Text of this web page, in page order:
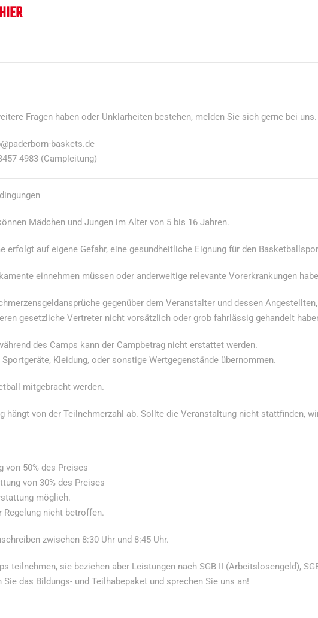
HIER
Fragen haben oder Unklarheiten bestehen, melden Sie sich gerne bei uns.
baskets.de
4983 (Campleitung)
Mädchen und Jungen im Alter von 5 bis 16 Jahren.
erfolgt auf eigene Gefahr, eine gesundheitliche Eignung für den
einnehmen müssen oder anderweitige relevante Vorerkrankungen
gegenüber dem Veranstalter und dessen
gesetzliche Vertreter nicht vorsätzlich oder grob fahrlässig gehandelt
des Camps kann der Campbetrag nicht erstattet werden.
Kleidung, oder sonstige Wertgegenstände übernommen.
mitgebracht werden.
hängt von der Teilnehmerzahl ab. Sollte die Veranstaltung nicht stattfinden,
von 50% des Preises
von 30% des Preises
möglich.
Regelung nicht betroffen.
zwischen 8:30 Uhr und 8:45 Uhr.
teilnehmen, sie beziehen aber Leistungen nach SGB II (Arbeitslosengeld),
das Bildungs- und Teilhabepaket und sprechen Sie uns an!